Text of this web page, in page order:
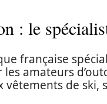
: le
française
amateurs
vêtements de